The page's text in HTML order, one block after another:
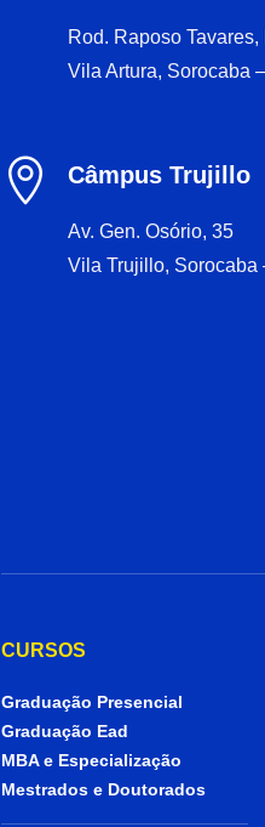
Rod. Raposo Tavares,
Vila Artura, Sorocaba
 Câmpus Trujillo
Av. Gen. Osório, 35
Vila Trujillo, Sorocaba
CURSOS
Graduação Presencial
Graduação Ead
MBA e Especialização
Mestrados e Doutorados